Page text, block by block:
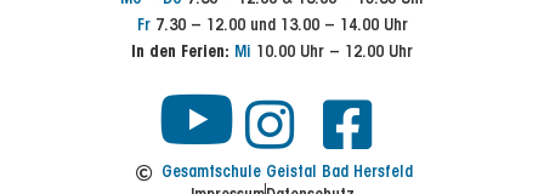
Fr7.30 – 12.00 und 13.00 – 14.00 Uhr
In den Ferien: Mi 10.00 Uhr – 12.00 Uhr
Y I
n
F
a
Gesamtschule Geistal Bad Hersfeld